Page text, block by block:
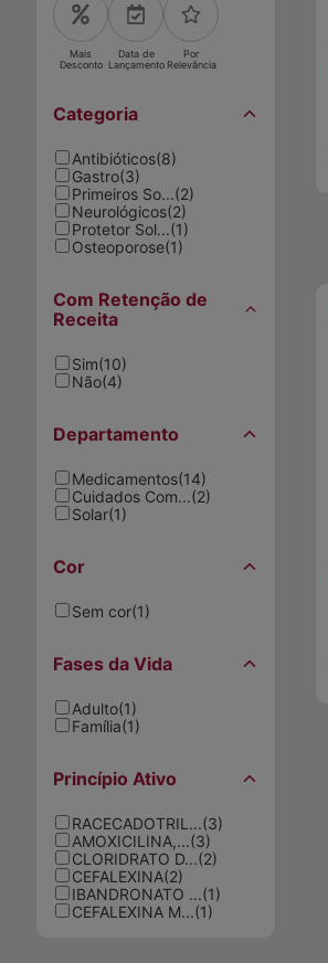
Mais
Desconto
Data de
Lançamento
Por
Relevância
Categoria
Antibióticos(8)
Gastro(3)
Primeiros So...(2)
Neurológicos(2)
Protetor Sol...(1)
Osteoporose(1)
Com Retenção de
Receita
Sim(10)
Não(4)
Departamento
Medicamentos(14)
Cuidados Com...(2)
Solar(1)
Cor
Sem cor(1)
Fases da Vida
Adulto(1)
Família(1)
Princípio Ativo
RACECADOTRIL...(3)
AMOXICILINA,...(3)
CLORIDRATO D...(2)
CEFALEXINA(2)
IBANDRONATO ...(1)
CEFALEXINA M...(1)